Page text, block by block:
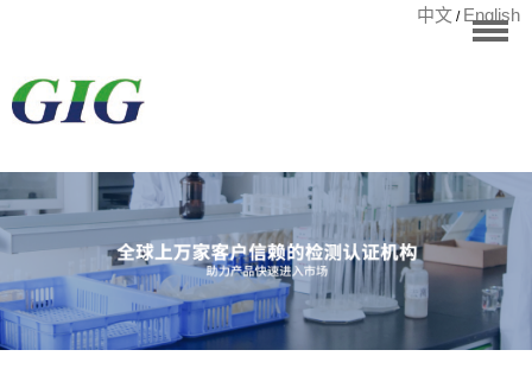
检测项目
国际认证
客户案例
资讯中心
中文 / English
宁波华标检测有